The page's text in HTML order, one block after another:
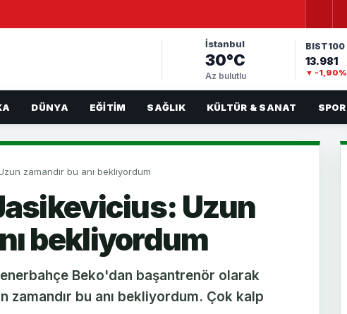
İstanbul
30°C
Az bulutlu
BIST100
13.981
▼ -1,90%
DÜNYA EĞITIM SAĞLIK KÜLTÜR & SANAT SPOR
zamandır bu anı bekliyordum
Uzun
bekliyordum
Beko'dan başantrenör olarak
zamandır bu anı bekliyordum. Çok kalp